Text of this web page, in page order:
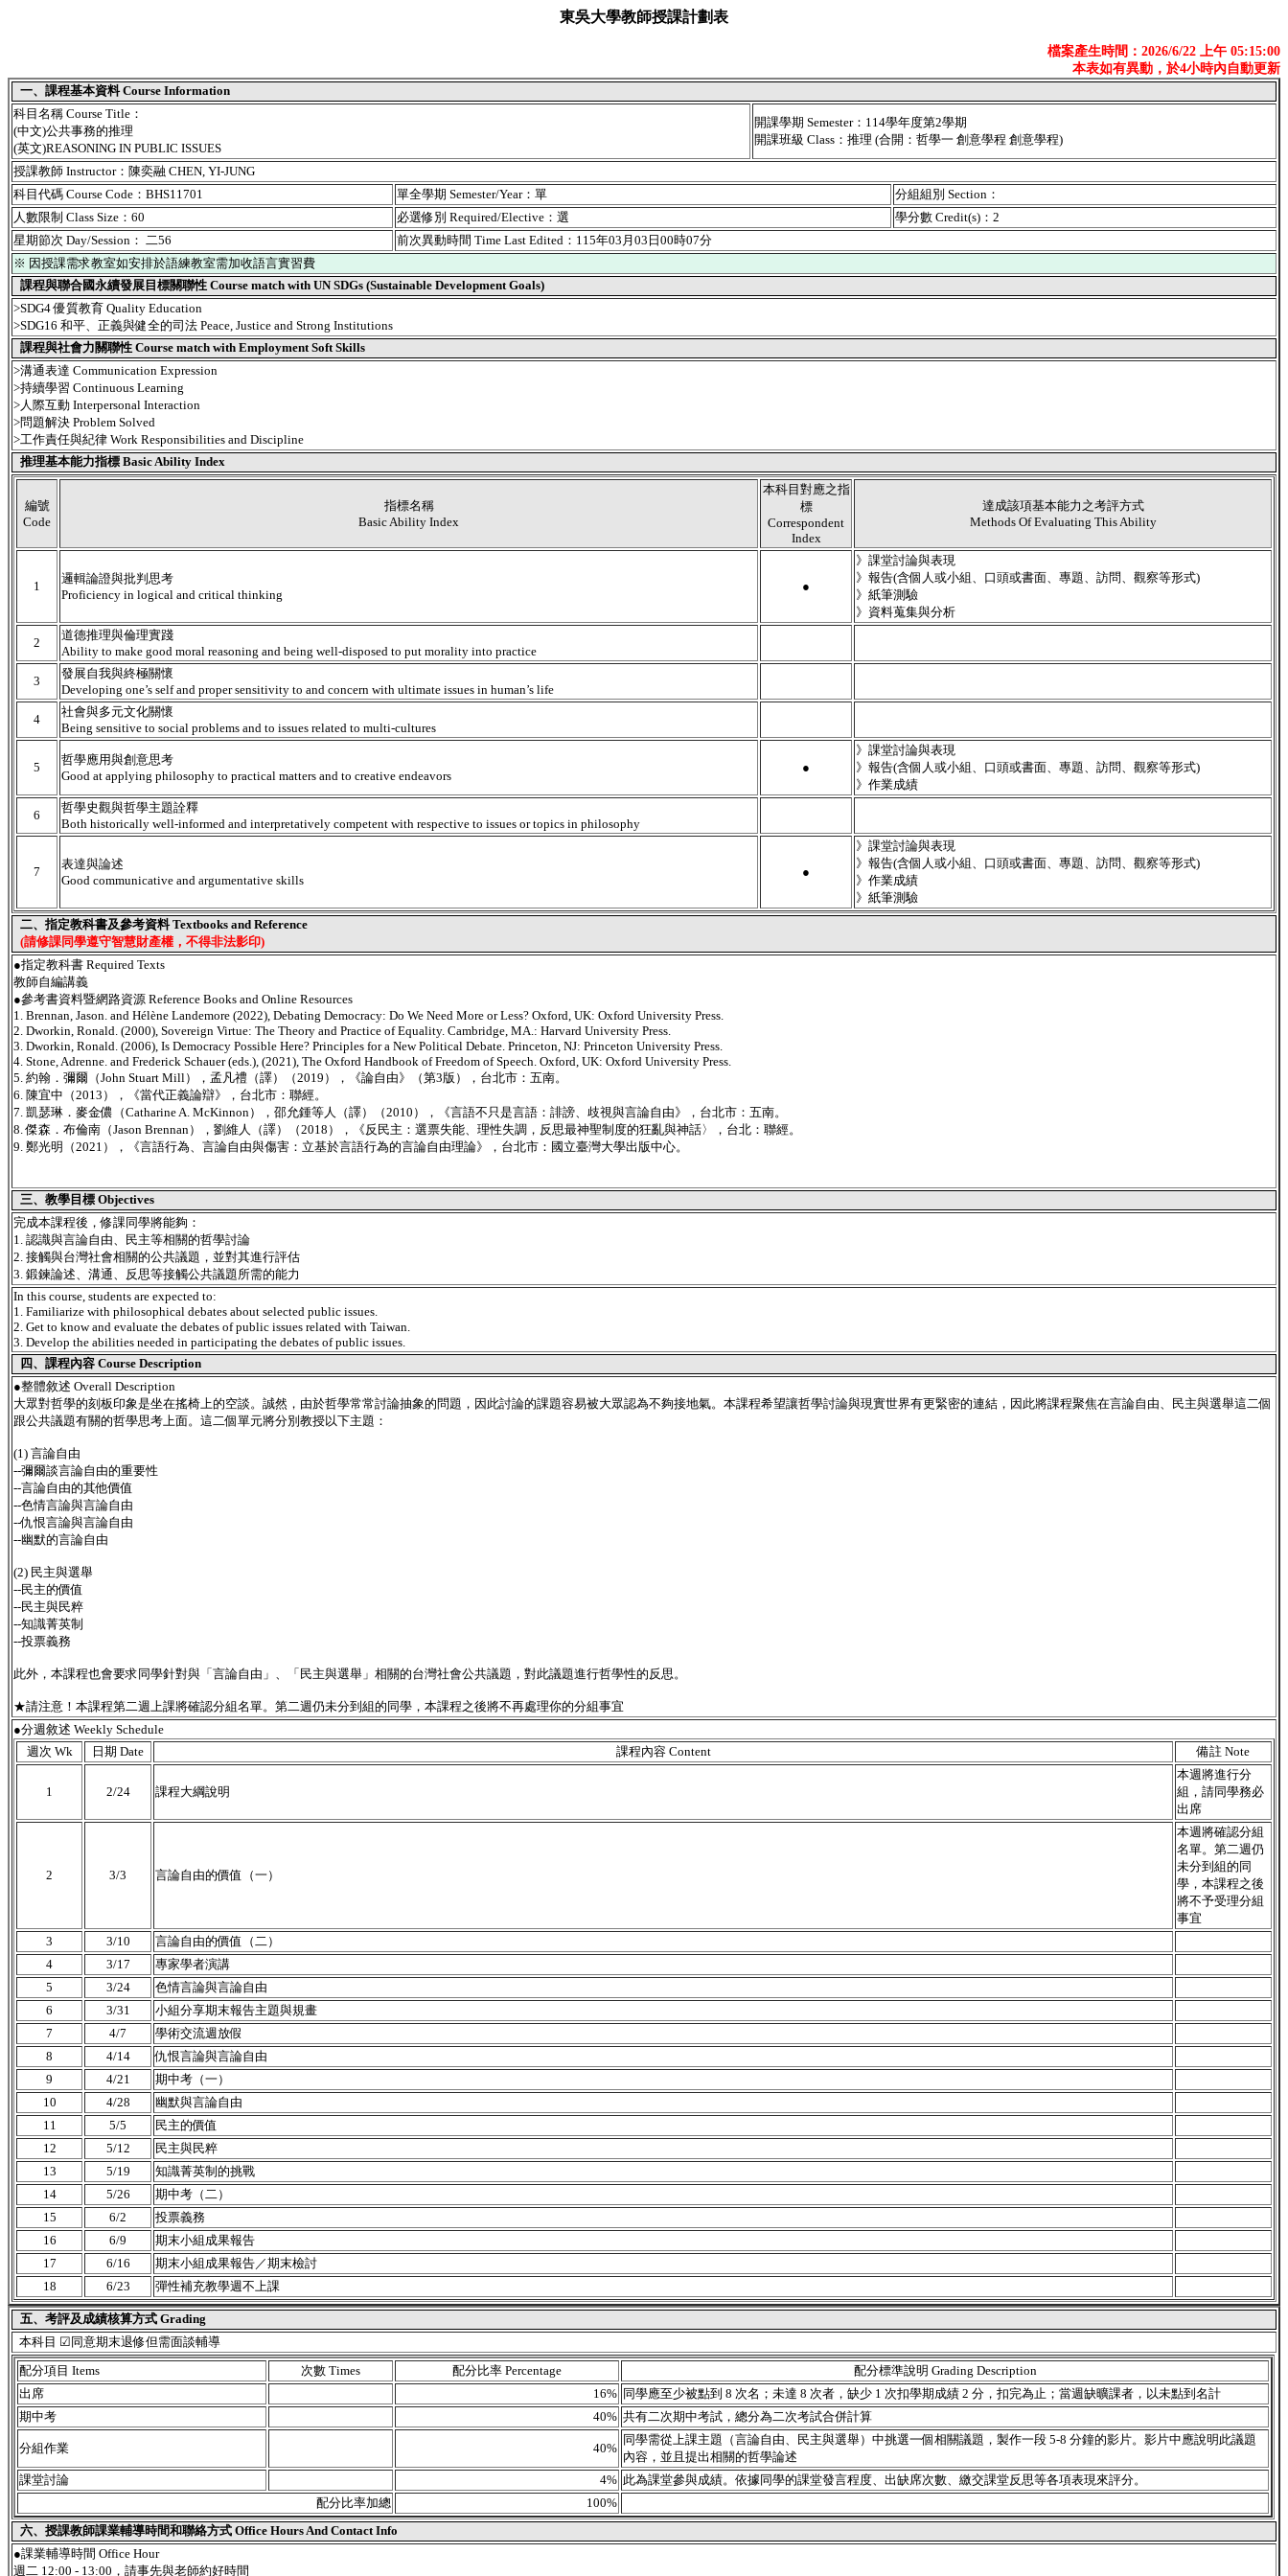
東吳大學教師授課計劃表
檔案產生時間：2026/6/22 上午 05:15:00
本表如有異動，於4小時內自動更新
一、課程基本資料 Course Information
科目名稱 Course Title：
(中文)公共事務的推理
(英文)REASONING IN PUBLIC ISSUES
開課學期 Semester：114學年度第2學期
開課班級 Class：推理 (合開：哲學一 創意學程 創意學程)
授課教師 Instructor：陳奕融 CHEN, YI-JUNG
科目代碼 Course Code：BHS11701
單全學期 Semester/Year：單
分組組別 Section：
人數限制 Class Size：60
必選修別 Required/Elective：選
學分數 Credit(s)：2
星期節次 Day/Session： 二56
前次異動時間 Time Last Edited：115年03月03日00時07分
※ 因授課需求教室如安排於語練教室需加收語言實習費
課程與聯合國永續發展目標關聯性 Course match with UN SDGs (Sustainable Development Goals)
>SDG4 優質教育 Quality Education
>SDG16 和平、正義與健全的司法 Peace, Justice and Strong Institutions
課程與社會力關聯性 Course match with Employment Soft Skills
>溝通表達 Communication Expression
>持續學習 Continuous Learning
>人際互動 Interpersonal Interaction
>問題解決 Problem Solved
>工作責任與紀律 Work Responsibilities and Discipline
推理基本能力指標 Basic Ability Index
編號
Code
指標名稱
Basic Ability Index
本科目對應之指
標
Correspondent
Index
達成該項基本能力之考評方式
Methods Of Evaluating This Ability
1
邏輯論證與批判思考
Proficiency in logical and critical thinking
●
》課堂討論與表現
》報告(含個人或小組、口頭或書面、專題、訪問、觀察等形式)
》紙筆測驗
》資料蒐集與分析
2
道德推理與倫理實踐
Ability to make good moral reasoning and being well-disposed to put morality into practice
3
發展自我與終極關懷
Developing one’s self and proper sensitivity to and concern with ultimate issues in human’s life
4
社會與多元文化關懷
Being sensitive to social problems and to issues related to multi-cultures
5
哲學應用與創意思考
Good at applying philosophy to practical matters and to creative endeavors
●
》課堂討論與表現
》報告(含個人或小組、口頭或書面、專題、訪問、觀察等形式)
》作業成績
6
哲學史觀與哲學主題詮釋
Both historically well-informed and interpretatively competent with respective to issues or topics in philosophy
7
表達與論述
Good communicative and argumentative skills
●
》課堂討論與表現
》報告(含個人或小組、口頭或書面、專題、訪問、觀察等形式)
》作業成績
》紙筆測驗
二、指定教科書及參考資料 Textbooks and Reference
(請修課同學遵守智慧財產權，不得非法影印)
●指定教科書 Required Texts
教師自編講義
●參考書資料暨網路資源 Reference Books and Online Resources
1. Brennan, Jason. and Hélène Landemore (2022), Debating Democracy: Do We Need More or Less? Oxford, UK: Oxford University Press.
2. Dworkin, Ronald. (2000), Sovereign Virtue: The Theory and Practice of Equality. Cambridge, MA.: Harvard University Press.
3. Dworkin, Ronald. (2006), Is Democracy Possible Here? Principles for a New Political Debate. Princeton, NJ: Princeton University Press.
4. Stone, Adrenne. and Frederick Schauer (eds.), (2021), The Oxford Handbook of Freedom of Speech. Oxford, UK: Oxford University Press.
5. 約翰．彌爾（John Stuart Mill），孟凡禮（譯）（2019），《論自由》（第3版），台北市：五南。
6. 陳宜中（2013），《當代正義論辯》，台北市：聯經。
7. 凱瑟琳．麥金儂（Catharine A. McKinnon），邵允鍾等人（譯）（2010），《言語不只是言語：誹謗、歧視與言論自由》，台北市：五南。
8. 傑森．布倫南（Jason Brennan），劉維人（譯）（2018），《反民主：選票失能、理性失調，反思最神聖制度的狂亂與神話〉，台北：聯經。
9. 鄭光明（2021），《言語行為、言論自由與傷害：立基於言語行為的言論自由理論》，台北市：國立臺灣大學出版中心。
三、教學目標 Objectives
完成本課程後，修課同學將能夠：
1. 認識與言論自由、民主等相關的哲學討論
2. 接觸與台灣社會相關的公共議題，並對其進行評估
3. 鍛鍊論述、溝通、反思等接觸公共議題所需的能力
In this course, students are expected to:
1. Familiarize with philosophical debates about selected public issues.
2. Get to know and evaluate the debates of public issues related with Taiwan.
3. Develop the abilities needed in participating the debates of public issues.
四、課程內容 Course Description
●整體敘述 Overall Description
大眾對哲學的刻板印象是坐在搖椅上的空談。誠然，由於哲學常常討論抽象的問題，因此討論的課題容易被大眾認為不夠接地氣。本課程希望讓哲學討論與現實世界有更緊密的連結，因此將課程聚焦在言論自由、民主與選舉這二個
跟公共議題有關的哲學思考上面。這二個單元將分別教授以下主題：
(1) 言論自由
--彌爾談言論自由的重要性
--言論自由的其他價值
--色情言論與言論自由
--仇恨言論與言論自由
--幽默的言論自由
(2) 民主與選舉
--民主的價值
--民主與民粹
--知識菁英制
--投票義務
此外，本課程也會要求同學針對與「言論自由」、「民主與選舉」相關的台灣社會公共議題，對此議題進行哲學性的反思。
★請注意！本課程第二週上課將確認分組名單。第二週仍未分到組的同學，本課程之後將不再處理你的分組事宜
●分週敘述 Weekly Schedule
週次 Wk
日期 Date 課程內容 Content 備註 Note
1 2/24 課程大綱說明
本週將進行分
組，請同學務必
出席
2 3/3 言論自由的價值（一）
本週將確認分組
名單。第二週仍
未分到組的同
學，本課程之後
將不予受理分組
事宜
3
3/10
言論自由的價值（二）
4
3/17
專家學者演講
5
3/24
色情言論與言論自由
6
3/31
小組分享期末報告主題與規畫
7
4/7
學術交流週放假
8
4/14
仇恨言論與言論自由
9
4/21
期中考（一）
10
4/28
幽默與言論自由
11
5/5
民主的價值
12
5/12
民主與民粹
13
5/19
知識菁英制的挑戰
14
5/26
期中考（二）
15
6/2
投票義務
16
6/9
期末小組成果報告
17
6/16
期末小組成果報告／期末檢討
18
6/23 彈性補充教學週不上課
五、考評及成績核算方式 Grading
本科目 ☑同意期末退修但需面談輔導
配分項目 Items
次數 Times 配分比率 Percentage
配分標準說明 Grading Description
出席
16% 同學應至少被點到 8 次名；未達 8 次者，缺少 1 次扣學期成績 2 分，扣完為止；當週缺曠課者，以未點到名計
期中考
40% 共有二次期中考試，總分為二次考試合併計算
分組作業 40%
同學需從上課主題（言論自由、民主與選舉）中挑選一個相關議題，製作一段 5-8 分鐘的影片。影片中應說明此議題
內容，並且提出相關的哲學論述
課堂討論
4% 此為課堂參與成績。依據同學的課堂發言程度、出缺席次數、繳交課堂反思等各項表現來評分。
配分比率加總
100%
六、授課教師課業輔導時間和聯絡方式 Office Hours And Contact Info
●課業輔導時間 Office Hour
週二 12:00 - 13:00，請事先與老師約好時間